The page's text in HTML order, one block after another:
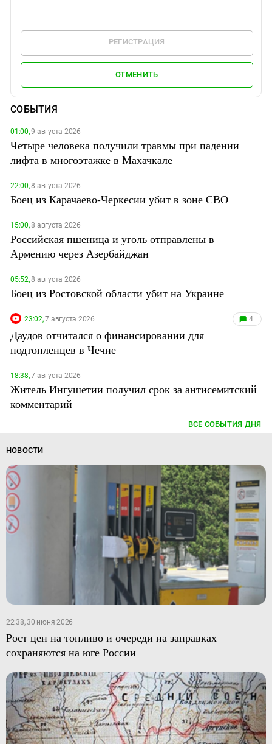
РЕГИСТРАЦИЯ
ОТМЕНИТЬ
СОБЫТИЯ
01:00,9 августа 2026
Четыре человека получили травмы при падении
лифта в многоэтажке в Махачкале
22:00,8 августа 2026
Боец из Карачаево-Черкесии убит в зоне СВО
15:00,8 августа 2026
Российская пшеница и уголь отправлены в
Армению через Азербайджан
05:52,8 августа 2026
Боец из Ростовской области убит на Украине
23:02,7 августа 2026 4
Даудов отчитался о финансировании для
подтопленцев в Чечне
18:38,7 августа 2026
Житель Ингушетии получил срок за антисемитский
комментарий
ВСЕ СОБЫТИЯ ДНЯ
НОВОСТИ
22:38, 30 июня 2026
Рост цен на топливо и очереди на заправках
сохраняются на юге России